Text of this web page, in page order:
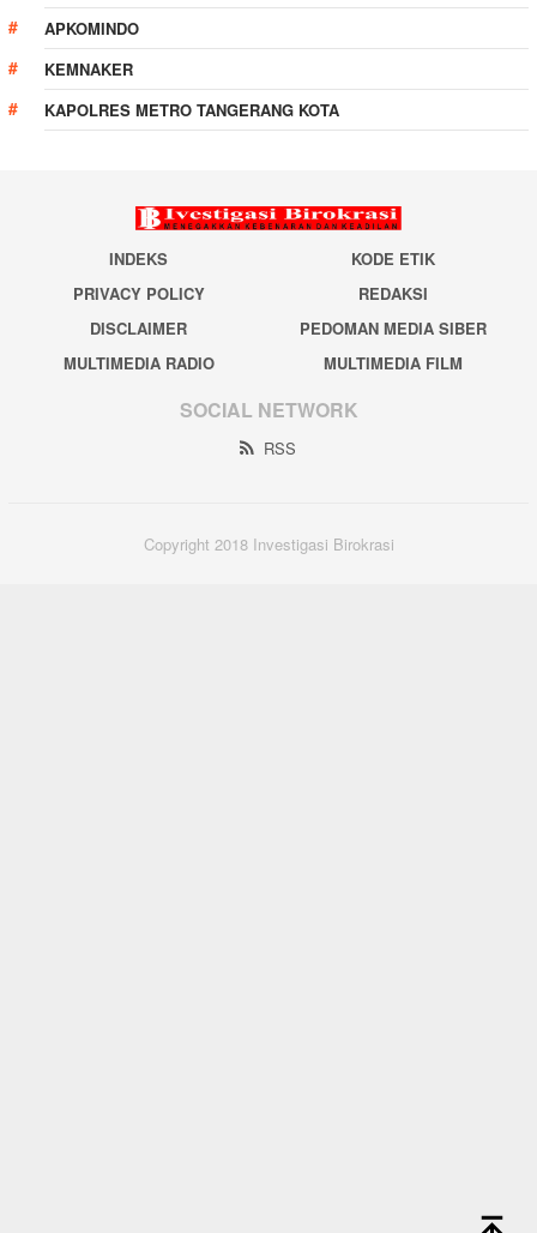
APKOMINDO
KEMNAKER
KAPOLRES METRO TANGERANG KOTA
INDEKS
KODE ETIK
PRIVACY POLICY
REDAKSI
DISCLAIMER
PEDOMAN MEDIA SIBER
MULTIMEDIA RADIO
MULTIMEDIA FILM
SOCIAL NETWORK
RSS
Copyright 2018 Investigasi Birokrasi